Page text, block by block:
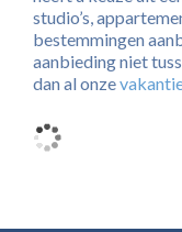
studio’s,
bestemmingen
aanbieding niet
dan al onze